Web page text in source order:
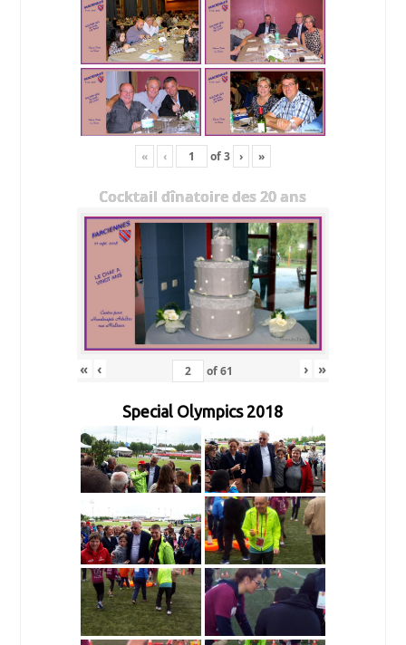
« ‹ of3 › »
Cocktail dînatoire des 20 ans
« ‹ of61 › »
Special Olympics 2018